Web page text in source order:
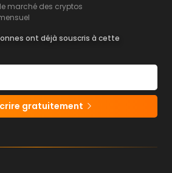
marché des cryptos
ont déjà souscris à cette
gratuitement